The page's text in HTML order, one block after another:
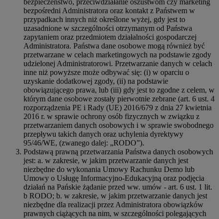
bezpośredni Administratora oraz kontakt z Państwem w
przypadkach innych niż określone wyżej, gdy jest to
uzasadnione w szczególności otrzymanym od Państwa
zapytaniem oraz przedmiotem działalności gospodarczej
Administratora. Państwa dane osobowe mogą również być
przetwarzane w celach marketingowych na podstawie zgody
udzielonej Administratorowi. Przetwarzanie danych w celach
inne niż powyższe może odbywać się: (i) w oparciu o
uzyskanie dodatkowej zgody, (ii) na podstawie
obowiązującego prawa, lub (iii) gdy jest to zgodne z celem, w
którym dane osobowe zostały pierwotnie zebrane (art. 6 ust. 4
rozporządzenia PE i Rady (UE) 2016/679 z dnia 27 kwietnia
2016 r. w sprawie ochrony osób fizycznych w związku z
przetwarzaniem danych osobowych i w sprawie swobodnego
przepływu takich danych oraz uchylenia dyrektywy
95/46/WE, (zwanego dalej: „RODO”).
Podstawą prawną przetwarzania Państwa danych osobowych
jest: a. w zakresie, w jakim przetwarzanie danych jest
niezbędne do wykonania Umowy Rachunku Demo lub
Umowy o Usługę Informacyjno-Edukacyjną oraz podjęcia
działań na Pańskie żądanie przed ww. umów - art. 6 ust. 1 lit.
b RODO; b. w zakresie, w jakim przetwarzanie danych jest
niezbędne dla realizacji przez Administratora obowiązków
prawnych ciążących na nim, w szczególności polegających